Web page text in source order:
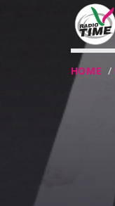
HOME /